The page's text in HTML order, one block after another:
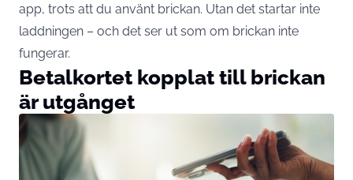
app, trots att du använt brickan. Utan det startar inte
laddningen – och det ser ut som om brickan inte
fungerar.
Betalkortet kopplat till brickan
är utgånget